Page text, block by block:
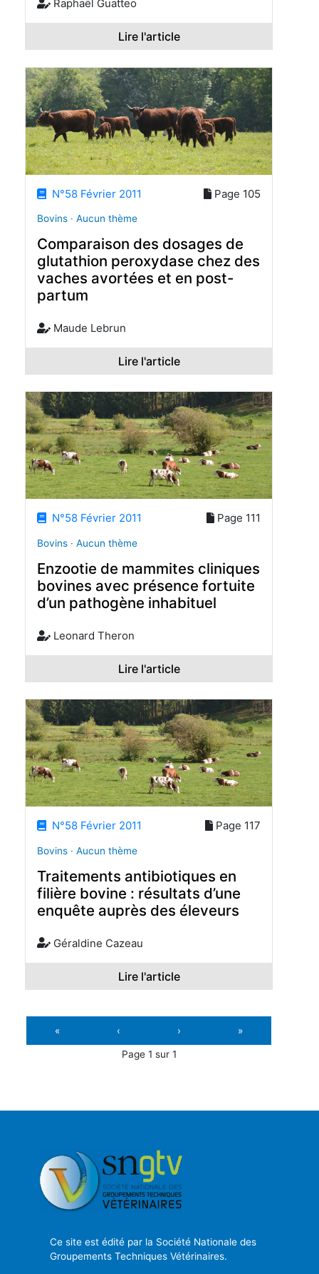
Raphaël Guatteo
Lire l'article
N°58 Février 2011 Page 105
Bovins · Aucun thème
Comparaison des dosages de
glutathion peroxydase chez des
vaches avortées et en post-
partum
Maude Lebrun
Lire l'article
N°58 Février 2011 Page 111
Bovins · Aucun thème
Enzootie de mammites cliniques
bovines avec présence fortuite
d’un pathogène inhabituel
Leonard Theron
Lire l'article
N°58 Février 2011 Page 117
Bovins · Aucun thème
Traitements antibiotiques en
filière bovine : résultats d’une
enquête auprès des éleveurs
Géraldine Cazeau
Lire l'article
« ‹ › »
Page 1 sur 1
Ce site est édité par la Société Nationale des
Groupements Techniques Vétérinaires.